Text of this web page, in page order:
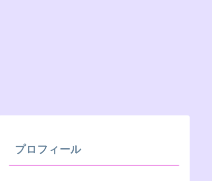
プロフィール